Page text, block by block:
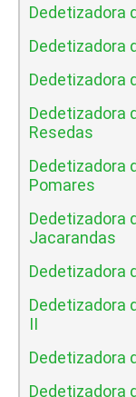
Dedetizadora
Dedetizadora
Dedetizadora
Dedetizadora
Resedas
Dedetizadora
Pomares
Dedetizadora
Jacarandas
Dedetizadora
Dedetizadora
II
Dedetizadora
Dedetizadora